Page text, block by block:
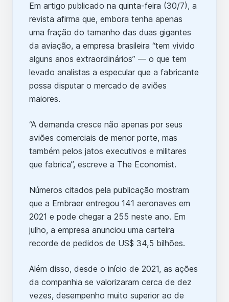
Em artigo publicado na quinta-feira (30/7), a
revista afirma que, embora tenha apenas
uma fração do tamanho das duas gigantes
da aviação, a empresa brasileira “tem vivido
alguns anos extraordinários” — o que tem
levado analistas a especular que a fabricante
possa disputar o mercado de aviões
maiores.
“A demanda cresce não apenas por seus
aviões comerciais de menor porte, mas
também pelos jatos executivos e militares
que fabrica”, escreve a The Economist.
Números citados pela publicação mostram
que a Embraer entregou 141 aeronaves em
2021 e pode chegar a 255 neste ano. Em
julho, a empresa anunciou uma carteira
recorde de pedidos de US$ 34,5 bilhões.
Além disso, desde o início de 2021, as ações
da companhia se valorizaram cerca de dez
vezes, desempenho muito superior ao de